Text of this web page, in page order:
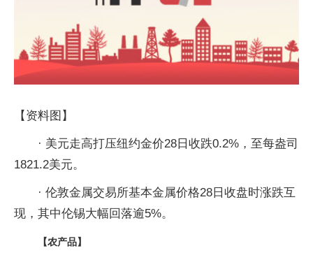
【资料图】
· 美元走高打压纽约金价28日收跌0.2%，至每盎司
1821.2美元。
· 伦敦金属交易所基本金属价格28日收盘时涨跌互
现，其中伦锡大幅回落逾5%。
【农产品】